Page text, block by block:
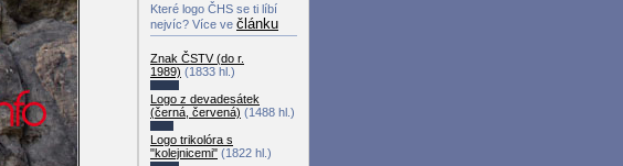
Které logo ČHS se ti líbí
nejvíc? Více ve článku
Znak ČSTV (do r.
1989) (1833 hl.)
Logo z devadesátek
(černá, červená) (1488 hl.)
Logo trikolóra s
"kolejnicemi" (1822 hl.)